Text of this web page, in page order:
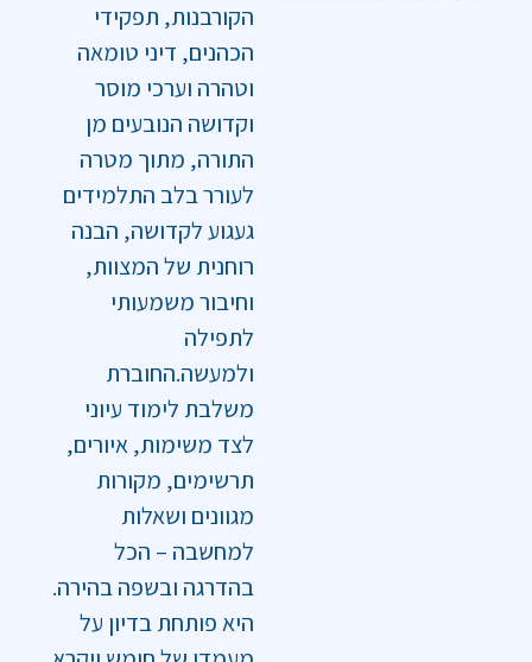
הקורבנות, תפקידי
הכהנים, דיני טומאה
וטהרה וערכי מוסר
וקדושה הנובעים מן
התורה, מתוך מטרה
לעורר בלב התלמידים
געגוע לקדושה, הבנה
רוחנית של המצוות,
וחיבור משמעותי
לתפילה
ולמעשה.החוברת
משלבת לימוד עיוני
לצד משימות, איורים,
תרשימים, מקורות
מגוונים ושאלות
למחשבה – הכל
בהדרגה ובשפה בהירה.
היא פותחת בדיון על